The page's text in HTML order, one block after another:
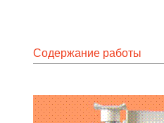
Содержание работы